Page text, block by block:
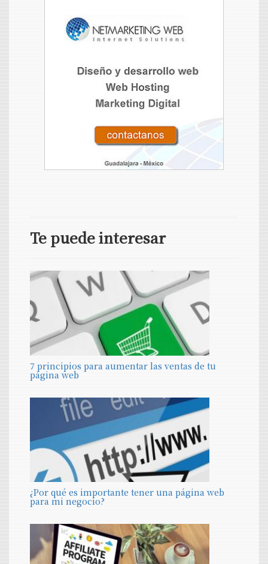
Te puede interesar
7 principios para aumentar las ventas de tu
página web
¿Por qué es importante tener una página web
para mi negocio?